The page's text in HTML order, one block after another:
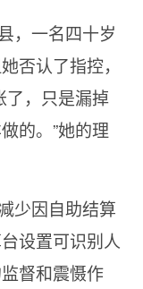
，一名四十岁
否认了指控，
了，只是漏掉
的。”她的理
少因自助结算
设置可识别人
督和震慑作